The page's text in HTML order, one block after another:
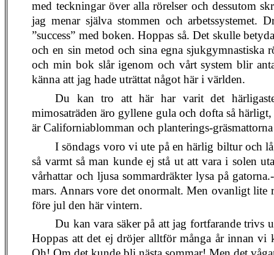
med teckningar över alla rörelser och dessutom
jag menar själva stommen och
”success” med boken. Hoppas så. Det skulle
och en sin metod och sina egna sjukgymnastiska
och min bok slår igenom och vårt system blir
känna att jag hade uträttat något här i världen.
Du kan tro att här har varit det
mimosaträden äro gyllene gula och dofta så
är Californiablomman och planterings-
I söndags voro vi ute på en härlig biltur och
så varmt så man kunde ej stå ut att vara i solen
vårhattar och ljusa sommardräkter lysa på
mars. Annars vore det onormalt. Men ovanligt
före jul den här vintern.
Du kan vara säker på att jag fortfarande trivs
Hoppas att det ej dröjer alltför många år innan vi